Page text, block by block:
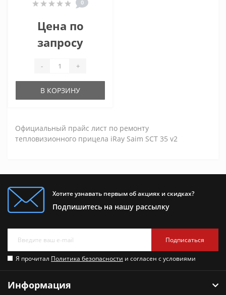
0
Цена по
запросу
- +
В КОРЗИНУ
Официальный прайс лист по ремонту
тепловизионного прицела iRay Saim SCT 35 v2
Хотите узнавать первым об акциях и скидках?
Подпишитесь на нашу рассылку
Подписаться
Я прочитал Политика безопасности и согласен с условиями
Информация